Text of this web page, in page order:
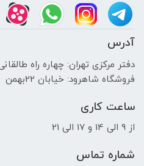
آدرس
دفتر مرکزی تهران: چهاره راه طالقانی
فروشگاه شاهرود: خیابان 22بهمن پاساژ صفری پلاک 76 الی 78
ساعت کاری
از 9 الی 14 و 17 الی 21
شماره تماس